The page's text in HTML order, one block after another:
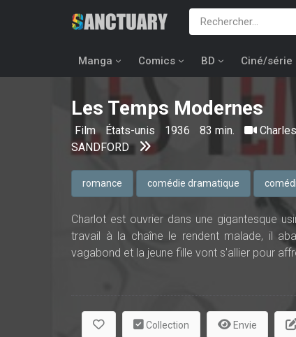
Manga Comics BD Ciné/série
Les Temps Modernes
Film États-unis 1936 83 min.
SANDFORD
romance comédie dramatique
Charlot est ouvrier dans une gigantesque
travail à la chaîne le rendent malade, il
vagabond et la jeune fille vont s'allier pour
Collection Envie